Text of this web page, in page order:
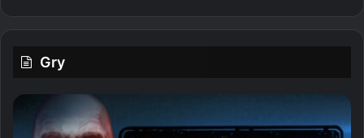
Gry